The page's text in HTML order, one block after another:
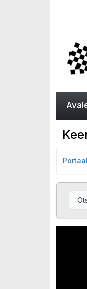
Portaal